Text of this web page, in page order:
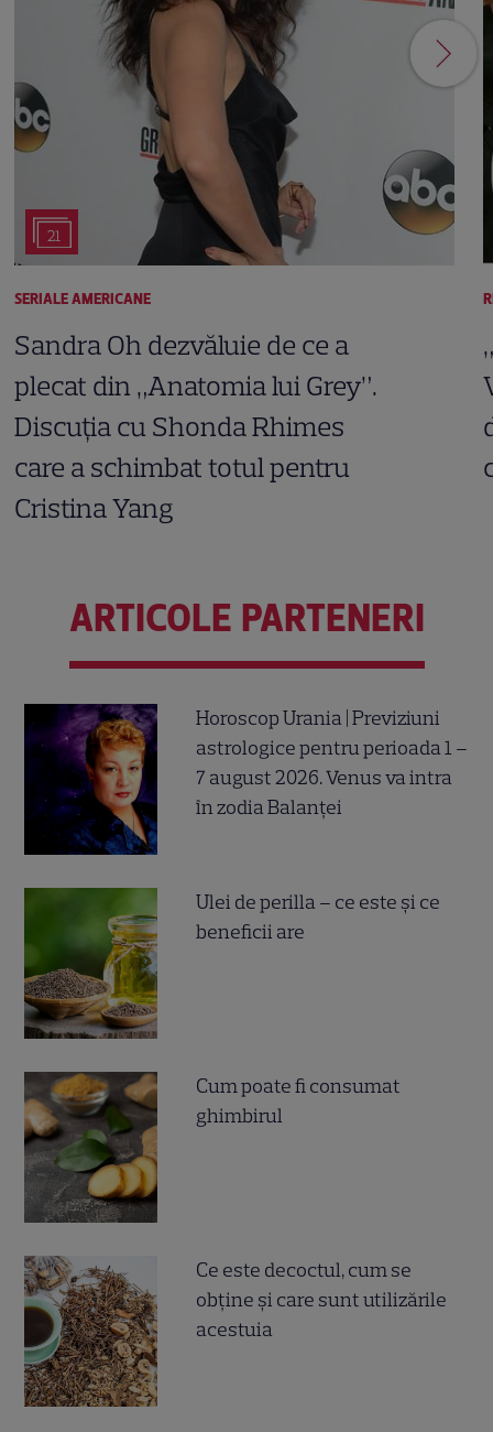
21
SERIALE AMERICANE
Sandra Oh dezvăluie de ce a
plecat din „Anatomia lui Grey”.
Discuția cu Shonda Rhimes
care a schimbat totul pentru
Cristina Yang
ARTICOLE PARTENERI
Horoscop Urania | Previziuni
astrologice pentru perioada 1 –
7 august 2026. Venus va intra
în zodia Balanței
Ulei de perilla – ce este și ce
beneficii are
Cum poate fi consumat
ghimbirul
Ce este decoctul, cum se
obţine şi care sunt utilizările
acestuia